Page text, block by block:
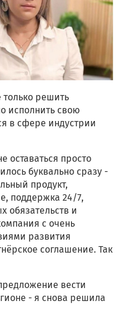
только решить
исполнить свою
в сфере индустрии
оставаться просто
буквально сразу -
продукт,
поддержка 24/7,
обязательств и
с очень
развития
соглашение. Так
вести
- я снова решила